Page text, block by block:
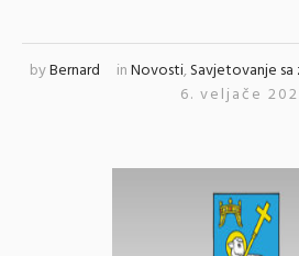
byBernard inNovosti,Savjetovanje
6. veljače